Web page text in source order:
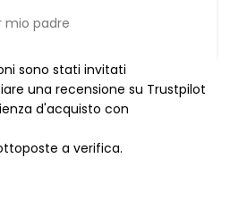
mio padre
sono stati invitati
una recensione su Trustpilot
d'acquisto con
a verifica.